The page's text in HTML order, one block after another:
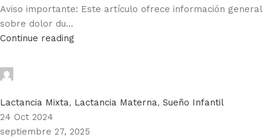
Aviso importante: Este artículo ofrece información general
sobre dolor du...
Continue reading
Lactancia Mixta, Lactancia Materna, Sueño Infantil
24 Oct 2024
septiembre 27, 2025